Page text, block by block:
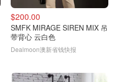
$200.00
SMFK MIRAGE SIREN MIX 吊
带背心 云白色
Dealmoon澳新省钱快报